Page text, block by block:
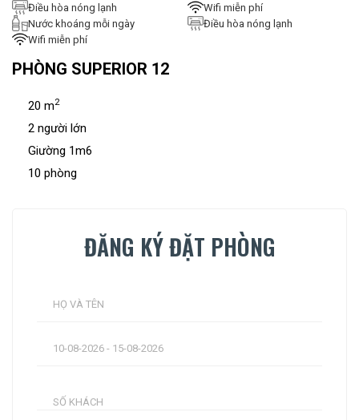
Điều hòa nóng lạnh
Wifi miễn phí
Nước khoáng mỗi ngày
Điều hòa nóng lạnh
Wifi miễn phí
PHÒNG SUPERIOR 12
20 m2
2 người lớn
Giường 1m6
10 phòng
ĐĂNG KÝ ĐẶT PHÒNG
SỐ KHÁCH